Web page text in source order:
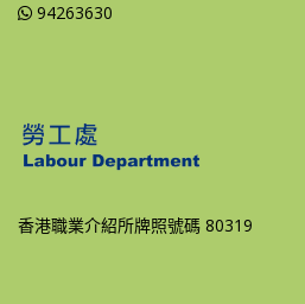
94263630
香港職業介紹所牌照號碼 80319